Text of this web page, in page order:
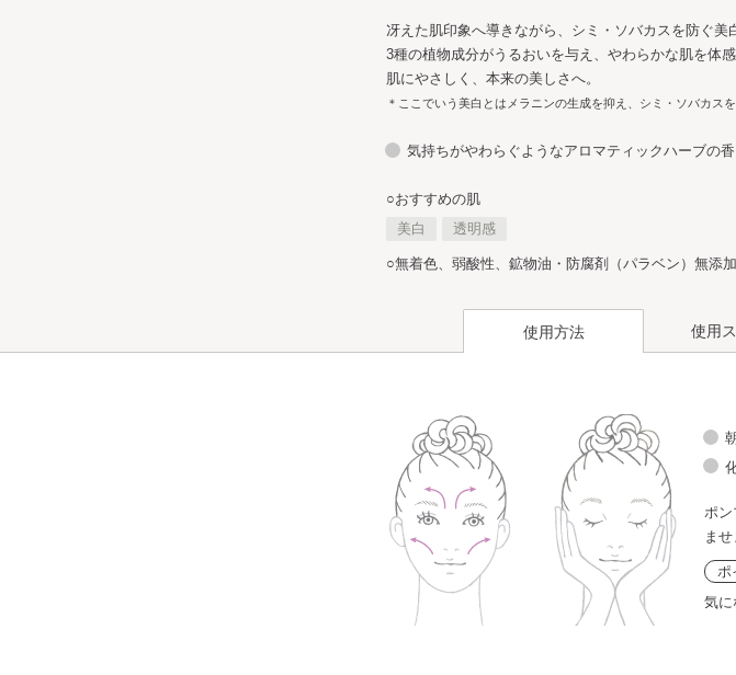
冴えた肌印象へ導きながら、シミ・ソバカスを防ぐ美
3種の植物成分がうるおいを与え、やわらかな肌を体感
肌にやさしく、本来の美しさへ。
＊ここでいう美白とはメラニンの生成を抑え、シミ・ソバカス
気持ちがやわらぐようなアロマティックハーブの香
○おすすめの肌
美白
透明感
○無着色、弱酸性、鉱物油・防腐剤（パラベン）無添加
使用方法
ポ
ませ
ポ
気に
使用
洗顔料
角層ケア
化粧水
ホワ
コン
レ
メイク落とし
化